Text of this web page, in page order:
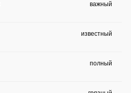
важный
известный
полный